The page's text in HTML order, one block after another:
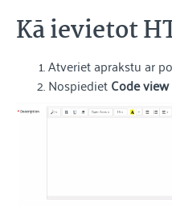
Kā ievietot
Atveriet aprakstu ar
NospiedietCode view